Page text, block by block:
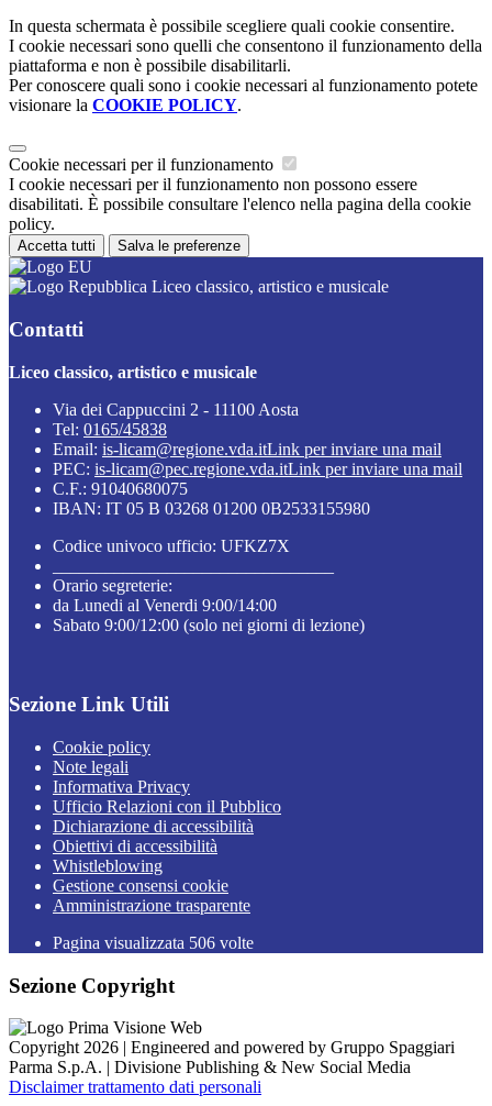
In questa schermata è possibile scegliere quali cookie consentire.
I cookie necessari sono quelli che consentono il funzionamento della
piattaforma e non è possibile disabilitarli.
Per conoscere quali sono i cookie necessari al funzionamento potete
visionare la COOKIE POLICY.
Cookie necessari per il funzionamento
I cookie necessari per il funzionamento non possono essere
disabilitati. È possibile consultare l'elenco nella pagina della cookie
policy.
Accetta tutti Salva le preferenze
Liceo classico, artistico e musicale
Contatti
Liceo classico, artistico e musicale
Via dei Cappuccini 2 - 11100 Aosta
Tel: 0165/45838
Email: is-licam@regione.vda.itLink per inviare una mail
PEC: is-licam@pec.regione.vda.itLink per inviare una mail
C.F.: 91040680075
IBAN: IT 05 B 03268 01200 0B2533155980
Codice univoco ufficio: UFKZ7X
Orario segreterie:
da Lunedi al Venerdi 9:00/14:00
Sabato 9:00/12:00 (solo nei giorni di lezione)
Sezione Link Utili
Cookie policy
Note legali
Informativa Privacy
Ufficio Relazioni con il Pubblico
Dichiarazione di accessibilità
Obiettivi di accessibilità
Whistleblowing
Gestione consensi cookie
Amministrazione trasparente
Pagina visualizzata 506 volte
Sezione Copyright
Copyright 2026 | Engineered and powered by Gruppo Spaggiari
Parma S.p.A. | Divisione Publishing & New Social Media
Disclaimer trattamento dati personali